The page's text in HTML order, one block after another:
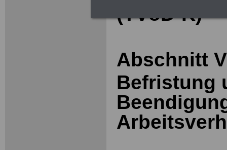
(TVöD-K)
Abschnitt V
Befristung